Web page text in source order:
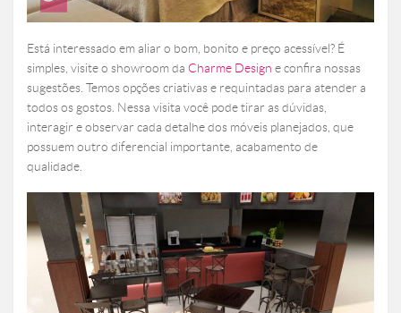
Está interessado em aliar o bom, bonito e preço acessível? É
simples, visite o showroom da Charme Design e confira nossas
sugestões. Temos opções criativas e requintadas para atender a
todos os gostos. Nessa visita você pode tirar as dúvidas,
interagir e observar cada detalhe dos móveis planejados, que
possuem outro diferencial importante, acabamento de
qualidade.